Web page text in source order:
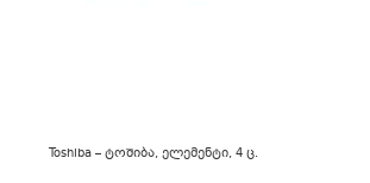
Toshiba – ტოშიბა, ელემენტი, 4 ც.